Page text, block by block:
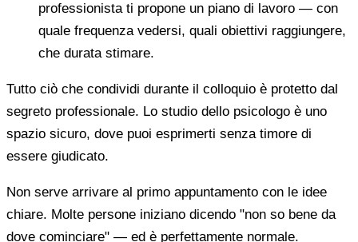
professionista ti propone un piano di lavoro — con
quale frequenza vedersi, quali obiettivi raggiungere,
che durata stimare.
Tutto ciò che condividi durante il colloquio è protetto dal
segreto professionale. Lo studio dello psicologo è uno
spazio sicuro, dove puoi esprimerti senza timore di
essere giudicato.
Non serve arrivare al primo appuntamento con le idee
chiare. Molte persone iniziano dicendo "non so bene da
dove cominciare" — ed è perfettamente normale.